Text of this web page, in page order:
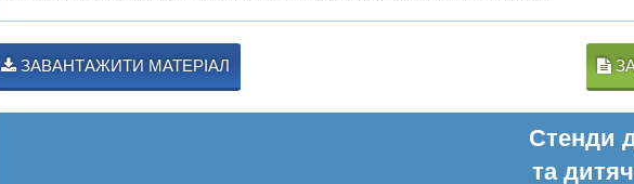
ЗАВАНТАЖИТИ МАТЕРІАЛ
Стенди
та